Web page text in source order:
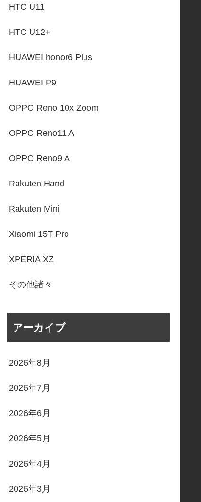
HTC U11
HTC U12+
HUAWEI honor6 Plus
HUAWEI P9
OPPO Reno 10x Zoom
OPPO Reno11 A
OPPO Reno9 A
Rakuten Hand
Rakuten Mini
Xiaomi 15T Pro
XPERIA XZ
その他諸々
アーカイブ
2026年8月
2026年7月
2026年6月
2026年5月
2026年4月
2026年3月